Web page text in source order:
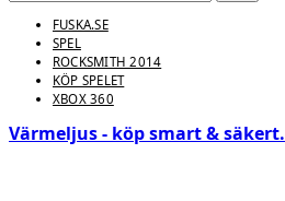
FUSKA.SE
SPEL
ROCKSMITH 2014
KÖP SPELET
XBOX 360
Värmeljus - köp smart & säkert.